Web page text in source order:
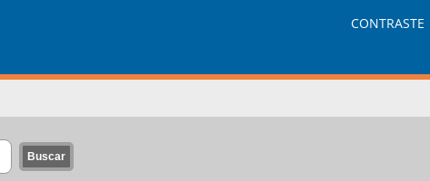
CONTRASTE